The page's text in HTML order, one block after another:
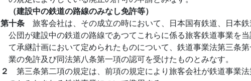
（建設中の鉄道の路線のみなし免許等）
第十条 旅客会社は、その成立の時において、日本国有鉄道、日本
公団が建設中の鉄道の路線であつてこれらに係る旅客鉄道事業を
て承継計画において定められたものについて、鉄道事業法第三条
業の免許及び同法第八条第一項の認可を受けたものとみなす。
２ 第三条第二項の規定は、前項の規定により旅客会社が鉄道事業